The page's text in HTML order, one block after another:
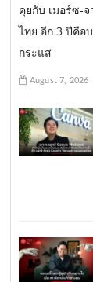
คุยกับ เมอร์ซ-
ไทย อีก 3 ปีคือ
กระแส
August 7, 2026